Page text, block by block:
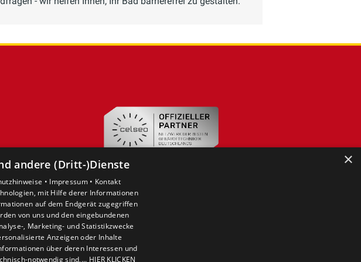
×
andere (Dritt-)Dienste
• Impressum • Kontakt
mit Hilfe derer Informationen
auf dem Endgerät zugegriffen
von uns und den eingebundenen
, Marketing- und Statistikzwecke
Anzeigen oder Inhalte
über deren Interessen und
notwendig sind,... HIER KLICKEN